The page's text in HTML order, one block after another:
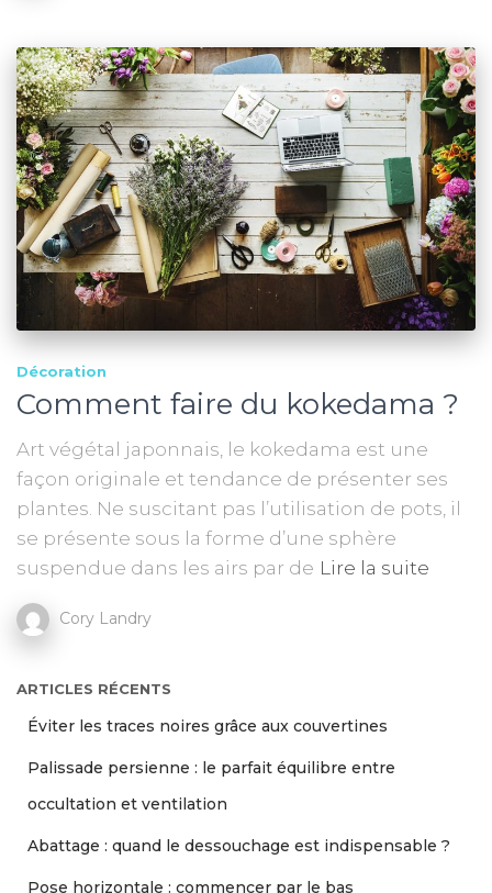
Décoration
Comment faire du kokedama ?
Art végétal japonnais, le kokedama est une
façon originale et tendance de présenter ses
plantes. Ne suscitant pas l’utilisation de pots, il
se présente sous la forme d’une sphère
suspendue dans les airs par de Lire la suite
Cory Landry
ARTICLES RÉCENTS
Éviter les traces noires grâce aux couvertines
Palissade persienne : le parfait équilibre entre
occultation et ventilation
Abattage : quand le dessouchage est indispensable ?
Pose horizontale : commencer par le bas